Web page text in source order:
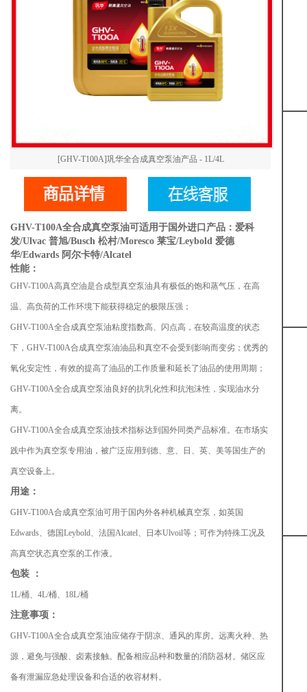
[GHV-T100A]巩华全合成真空泵油产品 - 1L/4L
GHV-T100A全合成真空泵油可适用于国外进口产品：爱科
发/Ulvac 普旭/Busch 松村/Moresco 莱宝/Leybold 爱德
华/Edwards 阿尔卡特/Alcatel
性能：
GHV-T100A高真空油是合成型真空泵油具有极低的饱和蒸气压，在高
温、高负荷的工作环境下能获得稳定的极限压强；
GHV-T100A全合成真空泵油粘度指数高、闪点高，在较高温度的状态
下，GHV-T100A合成真空泵油油品和真空不会受到影响而变劣；优秀的
氧化安定性，有效的提高了油品的工作质量和延长了油品的使用周期；
GHV-T100A全合成真空泵油良好的抗乳化性和抗泡沫性，实现油水分
离。
GHV-T100A全合成真空泵油技术指标达到国外同类产品标准。在市场实
践中作为真空泵专用油，被广泛应用到德、意、日、英、美等国生产的
真空设备上。
用途：
GHV-T100A合成真空泵油可用于国内外各种机械真空泵，如英国
Edwards、德国Leybold、法国Alcatel、日本Ulvoil等；可作为特殊工况及
高真空状态真空泵的工作液。
包装 ：
1L/桶、4L/桶、18L/桶
注意事项：
GHV-T100A全合成真空泵油应储存于阴凉、通风的库房。远离火种、热
源，避免与强酸、卤素接触。配备相应品种和数量的消防器材。储区应
备有泄漏应急处理设备和合适的收容材料。